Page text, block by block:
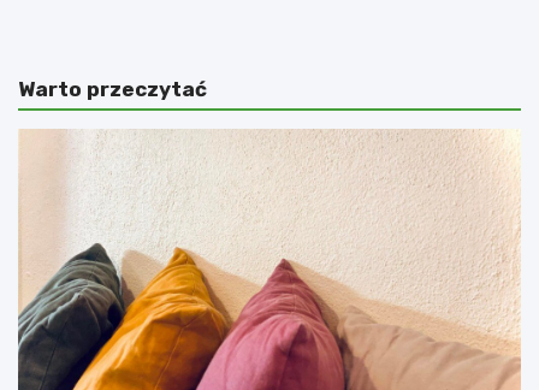
Warto przeczytać